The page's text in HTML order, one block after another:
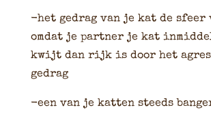
-het gedrag van je kat de sfeer
omdat je partner je kat
kwijt dan rijk is door het
gedrag
-een van je katten steeds